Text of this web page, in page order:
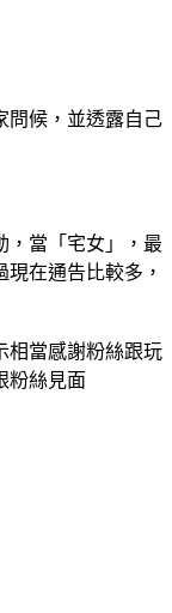
問候，並透露自己
，當「宅女」，最
在通告比較多，
相當感謝粉絲跟玩
粉絲見面